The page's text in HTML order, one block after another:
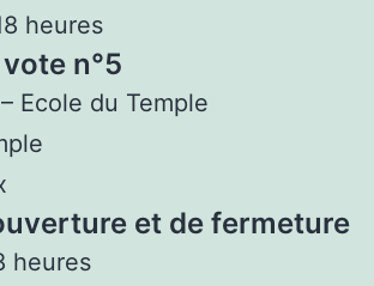
heures
n°5
Ecole du Temple
et de fermeture
heures